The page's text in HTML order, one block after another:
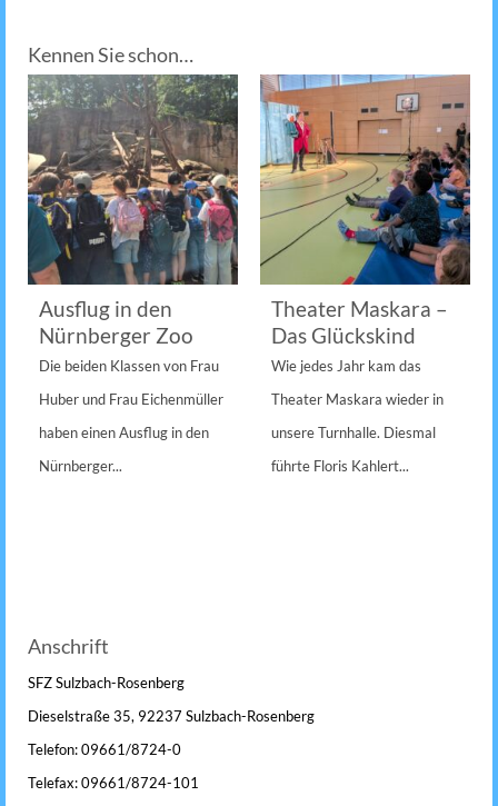
Kennen Sie schon…
Ausflug in den
Nürnberger Zoo
Die beiden Klassen von Frau
Huber und Frau Eichenmüller
haben einen Ausflug in den
Nürnberger...
Theater Maskara –
Das Glückskind
Wie jedes Jahr kam das
Theater Maskara wieder in
unsere Turnhalle. Diesmal
führte Floris Kahlert...
Anschrift
SFZ Sulzbach-Rosenberg
Dieselstraße 35, 92237 Sulzbach-Rosenberg
Telefon: 09661/8724-0
Telefax: 09661/8724-101